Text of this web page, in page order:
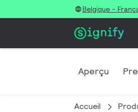
Belgique -
Aperçu
Accueil